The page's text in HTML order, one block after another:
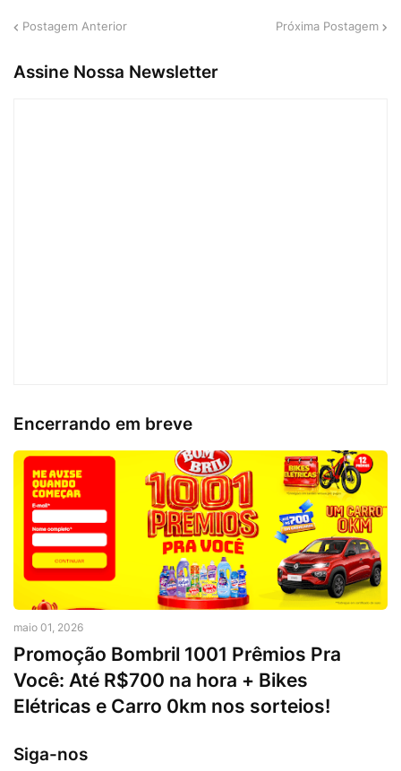
Postagem Anterior Próxima Postagem
Assine Nossa Newsletter
Encerrando em breve
maio 01, 2026
Promoção Bombril 1001 Prêmios Pra
Você: Até R$700 na hora + Bikes
Elétricas e Carro 0km nos sorteios!
Siga-nos